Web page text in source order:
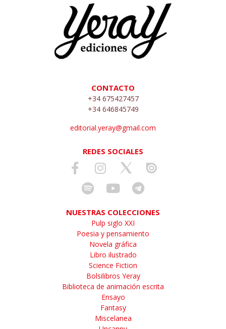
CONTACTO
+34 675427457
+34 646845749
editorial.yeray@gmail.com
REDES SOCIALES
NUESTRAS COLECCIONES
Pulp siglo XXI
Poesia y pensamiento
Novela gráfica
Libro ilustrado
Science Fiction
Bolsilibros Yeray
Biblioteca de animación escrita
Ensayo
Fantasy
Miscelanea